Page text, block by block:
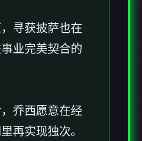
寻获披萨也在
业完美契合的
乔西愿意在经
再实现独次。